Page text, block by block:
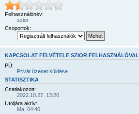
Felhasználónév:
szior
Csoportok:
KAPCSOLAT FELVÉTELE SZIOR FELHASZNÁLÓVAL
PÜ:
Privát üzenet küldése
STATISZTIKA
Csatlakozott:
2022.10.27. 13:20
Utoljára aktív:
Ma, 04:40